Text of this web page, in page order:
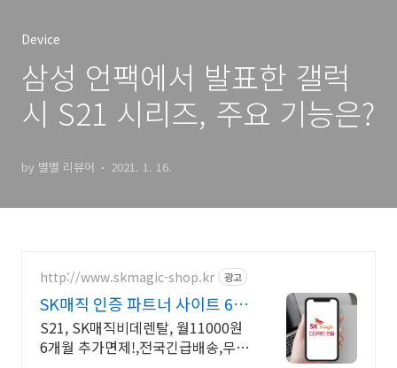
Device
삼성 언팩에서 발표한 갤럭
시 S21 시리즈, 주요 기능은?
by 별별 리뷰어 2021. 1. 16.
http://www.skmagic-shop.kr 광고
SK매직 인증 파트너 사이트 6개
월면제+추가사은품+공식몰
S21, SK매직비데렌탈, 월11000원
6개월 추가면제!,전국긴급배송,무료